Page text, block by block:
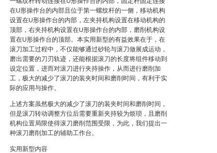
在U形操作台的内部且位于第一螺纹杆的一侧，移动机构
设置在U形操作台的内部，左夹持机构设置在移动机构的
顶部，右夹持机构设置在U形操作台的内部，磨削机构设
置在U形操作台的顶部。本实用新型的有益效果在于，在
滚刀加工过程中，不仅能够通过砂轮与滚刀做展成运动，
磨出需要的刀刃轨迹，还能根据滚刀的长度将组件移动到
设定位置，进而对滚刀进行夹持操作，从而进行磨削加
工，极大的减少了滚刀的装夹时间和磨削时间，有利于实
际的应用与操作。
上述方案虽然极大的减少了滚刀的装夹时间和磨削时间，
但是滚刀转动调整方位后需要重新夹持较为烦琐，且磨削
机构位置局限使得滚刀磨削范围受限，为此，我们提出一
种滚刀磨削加工的辅助工作台。
实用新型内容